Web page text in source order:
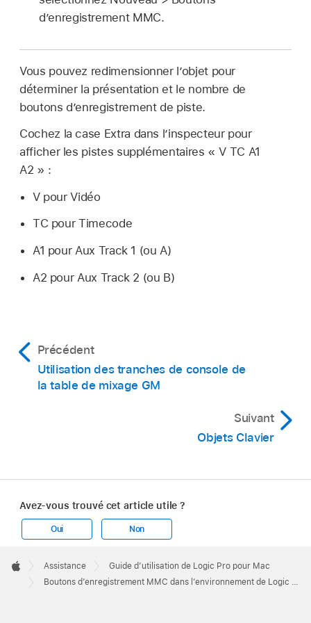
d’enregistrement MMC.
Vous pouvez redimensionner l’objet pour
déterminer la présentation et le nombre de
boutons d’enregistrement de piste.
Cochez la case Extra dans l’inspecteur pour
afficher les pistes supplémentaires « V TC A1
A2 » :
V pour Vidéo
TC pour Timecode
A1 pour Aux Track 1 (ou A)
A2 pour Aux Track 2 (ou B)
Précédent
Utilisation des tranches de console de
la table de mixage GM
Suivant
Objets Clavier
Avez-vous trouvé cet article utile ?
Oui Non
Footer

Apple
Assistance
Guide d’utilisation de Logic Pro pour Mac
Boutons d’enregistrement MMC dans l’environnement de Logic Pro pour Mac